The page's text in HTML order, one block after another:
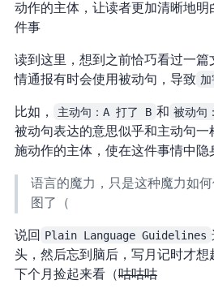
动作的主体，让读者更加清晰地明
件事
读到这里，想到之前恰巧看过一篇
情通报有时会使用被动句，导致
比如， 主动句：A 打了 B 和 被动句
被动句表达的意思似乎和主动句
施动作的主体，使 A 在这件事情中隐
语言的魔力，只是这种魔力如
图了（
说回 Plain Language Guidelines
头，然后忘到脑后，写月记时才想
下个月捡起来看（咕咕咕